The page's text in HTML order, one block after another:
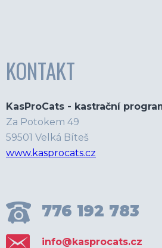
KONTAKT
KasProCats - kastrační
Za Potokem 49
59501 Velká Bíteš
www.kasprocats.cz
776 192 783
info@kasprocats.cz